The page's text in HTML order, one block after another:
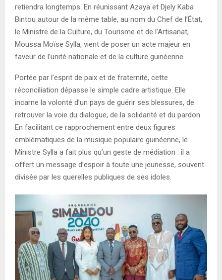
retiendra longtemps. En réunissant Azaya et Djely Kaba
Bintou autour de la même table, au nom du Chef de l’État,
le Ministre de la Culture, du Tourisme et de l’Artisanat,
Moussa Moïse Sylla, vient de poser un acte majeur en
faveur de l’unité nationale et de la culture guinéenne.
Portée par l’esprit de paix et de fraternité, cette
réconciliation dépasse le simple cadre artistique. Elle
incarne la volonté d’un pays de guérir ses blessures, de
retrouver la voie du dialogue, de la solidarité et du pardon.
En facilitant ce rapprochement entre deux figures
emblématiques de la musique populaire guinéenne, le
Ministre Sylla a fait plus qu’un geste de médiation : il a
offert un message d’espoir à toute une jeunesse, souvent
divisée par les querelles publiques de ses idoles.